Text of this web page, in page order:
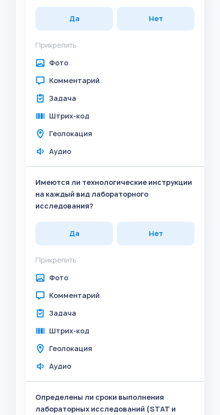
Да Нет
Прикрепить
Фото
Комментарий
Задача
Штрих-код
Геолокация
Аудио
Имеются ли технологические инструкции
на каждый вид лабораторного
исследования?
Да Нет
Прикрепить
Фото
Комментарий
Задача
Штрих-код
Геолокация
Аудио
Определены ли сроки выполнения
лабораторных исследований (STAT и